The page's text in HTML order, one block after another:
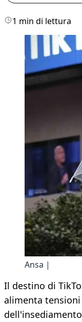
1 min di lettura
Ansa |
Il destino di
alimenta